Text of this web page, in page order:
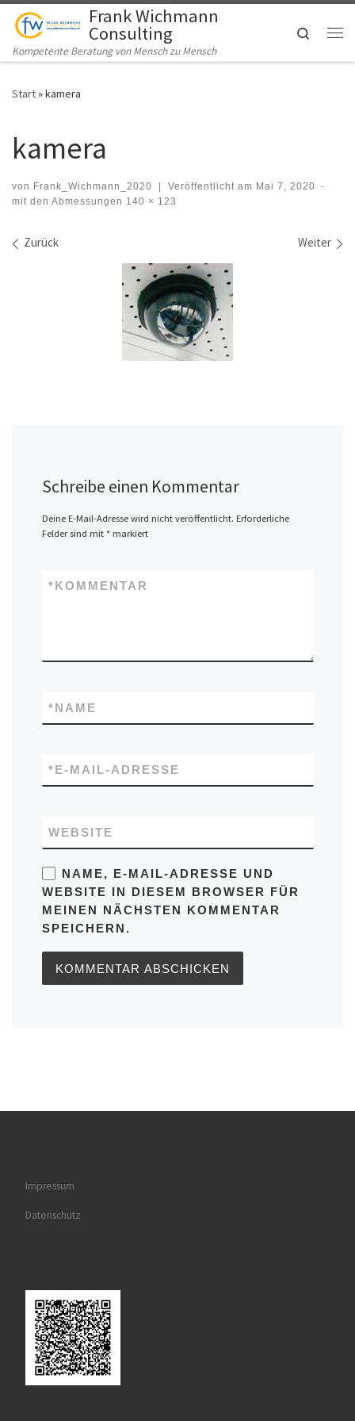
Zum Inhalt springenFrank Wichmann
Consulting
Kompetente Beratung von Mensch zu Mensch
Search
Start»kamera
kamera
von Frank_Wichmann_2020 | Veröffentlicht am Mai 7, 2020 -
mit den Abmessungen 140 × 123
Bilder Navigation
Zurück Weiter
Schreibe einen Kommentar
Deine E-Mail-Adresse wird nicht veröffentlicht. Erforderliche
Felder sind mit *markiert
KOMMENTAR
*
NAME
*
E-MAIL-ADRESSE
*
WEBSITE
NAME, E-MAIL-ADRESSE UND
WEBSITE IN DIESEM BROWSER FÜR
MEINEN NÄCHSTEN KOMMENTAR
SPEICHERN.
Impressum
Datenschutz